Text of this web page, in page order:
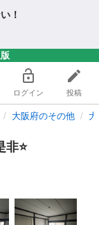
！
ログイン 投稿
大阪府のその他
非⭐️